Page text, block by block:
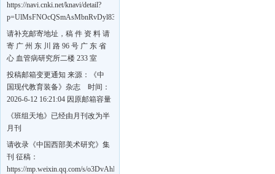
https://navi.cnki.net/knavi/detail?
p=UlMsFNOcQSmAsMbnRvDyl83fGGu5dcrBYtF-
w7VFJdSWT5tem1RQ5W2sC5HRG-
S8mH75DuljrTVfVeoXxT4L0b-
Yrk7HaGd7C2w5FD7nrnLRR5Q57zsTTQ==&uniplatform=NZKPT&language=CHS
请补充邮寄地址，稿 件 资 料 请
寄 广 州 东 川 路 96 号 广 东 省
心 血管病研究所二楼 233 室
《岭南心血管病杂志》编辑部
收，
https://navi.cnki.net/knavi/detail?
BMxk-
109PkA==&uniplatform=NZKPT&language=CHS
投稿邮箱变更通知 来源：《中
国现代教育装备》杂志 时间：
2026-6-12 16:21:04 因原邮箱容量
有限，自即日起停止使用，我刊
投稿邮箱变更为 高教投稿邮
邮箱：bedu@cmee.net.cn
《班组天地》已经由月刊改为半
月刊
请收录《中国西部美术研究》集
刊 征稿：
https://mp.weixin.qq.com/s/o3DvAhL6jtTS9ASccwcwPQ